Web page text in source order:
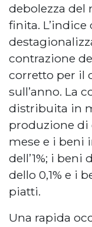
debolezza del
finita.
contrazione
corretto per il
sull’anno. La
distribuita in
produzione di
mese e i
dell’1%; i
dello 0,1% e i
piatti.
Una rapida